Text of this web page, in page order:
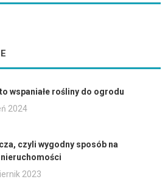
wspaniałe rośliny do ogrodu
2024
czyli wygodny sposób na
2023